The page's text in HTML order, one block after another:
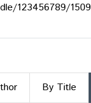
123456789/1509
By Title